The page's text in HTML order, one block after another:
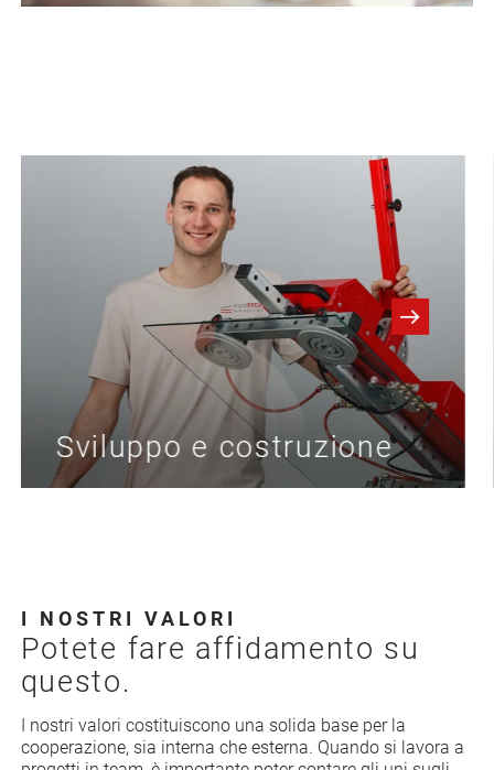
Sviluppo e costruzione
I NOSTRI VALORI
Potete fare affidamento su
questo.
I nostri valori costituiscono una solida base per la
cooperazione, sia interna che esterna. Quando si lavora a